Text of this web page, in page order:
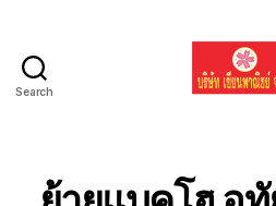
Search
รถ